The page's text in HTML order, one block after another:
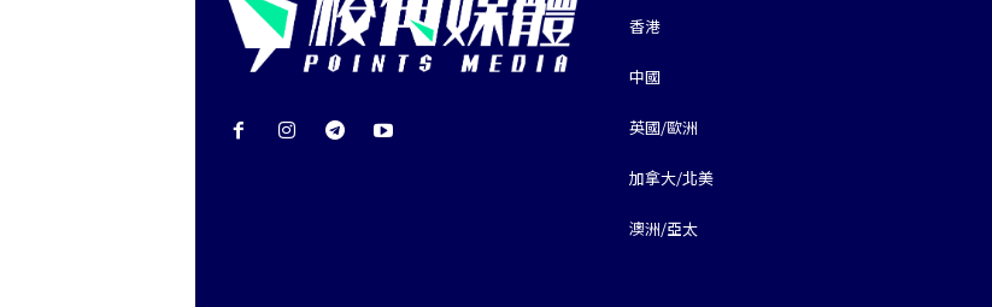
香港
中國
英國/歐洲
加拿大/北美
澳洲/亞太